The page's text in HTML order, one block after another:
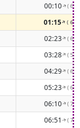
00:10↑( 67°
01:15↑( 62°
02:23↑( 60°
03:28↑( 59°
04:29↑( 61°
05:23↑( 65°
06:10↑( 71°
06:51 ↑( 77°